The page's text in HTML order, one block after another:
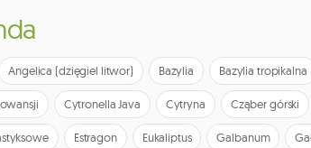
Angelica (dzięgiel litwor) Bazylia Bazylia tropikalna
Cytronella Java Cytryna Cząber górski
Estragon Eukaliptus Galbanum